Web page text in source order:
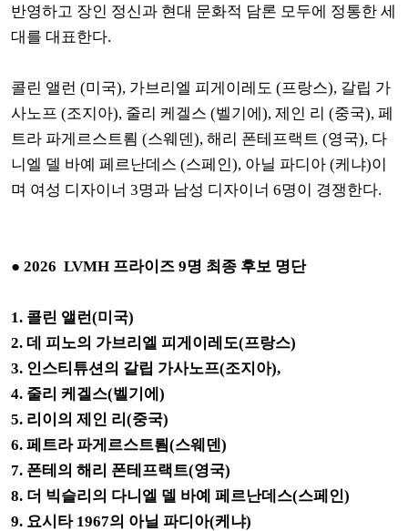
반영하고 장인 정신과 현대 문화적 담론 모두에 정통한 세
대를 대표한다.
콜린 앨런 (미국), 가브리엘 피게이레도 (프랑스), 갈립 가
사노프 (조지아), 줄리 케겔스 (벨기에), 제인 리 (중국), 페
트라 파게르스트룀 (스웨덴), 해리 폰테프랙트 (영국), 다
니엘 델 바예 페르난데스 (스페인), 아닐 파디아 (케냐)이
며 여성 디자이너 3명과 남성 디자이너 6명이 경쟁한다.
● 2026 LVMH 프라이즈 9명 최종 후보 명단
1. 콜린 앨런(미국)
2. 데 피노의 가브리엘 피게이레도(프랑스)
3. 인스티튜션의 갈립 가사노프(조지아),
4. 줄리 케겔스(벨기에)
5. 리이의 제인 리(중국)
6. 페트라 파게르스트룀(스웨덴)
7. 폰테의 해리 폰테프랙트(영국)
8. 더 빅슬리의 다니엘 델 바예 페르난데스(스페인)
9. 요시타 1967의 아닐 파디아(케냐)